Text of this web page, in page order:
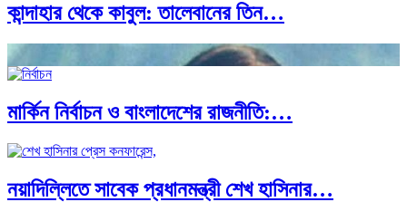
কান্দাহার থেকে কাবুল: তালেবানের তিন…
মার্কিন নির্বাচন ও বাংলাদেশের রাজনীতি:…
নয়াদিল্লিতে সাবেক প্রধানমন্ত্রী শেখ হাসিনার…